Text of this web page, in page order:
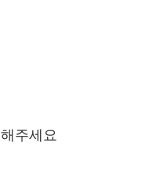
해주세요